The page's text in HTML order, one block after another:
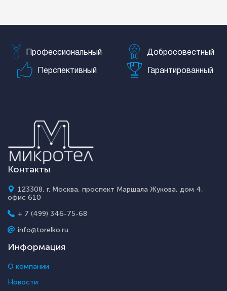
Профессиональный Добросовестный
Перспективный Гарантированный
Контакты
123308, г. Москва, проспект Маршала Жукова, дом 4,
офис 610
+ 7 (499) 346-75-68
info@torelko.ru
Информация
О компании
Новости